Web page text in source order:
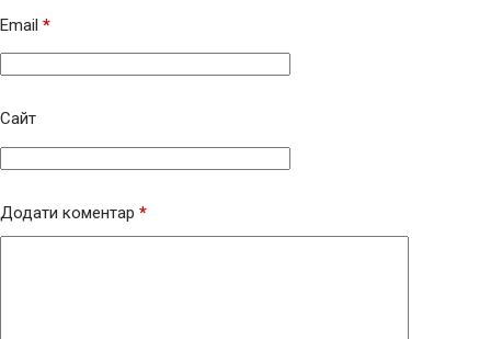
Email *
Сайт
Додати коментар *